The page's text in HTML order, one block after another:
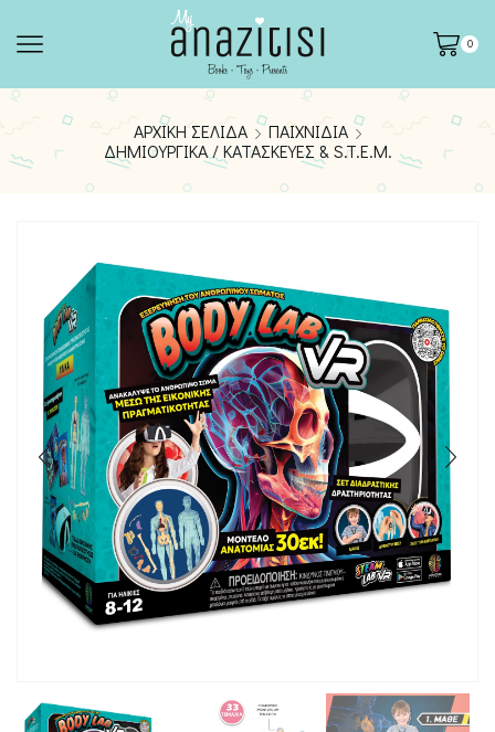
0
ΑΡΧΙΚΉ ΣΕΛΊΔΑ
ΠΑΙΧΝΊΔΙΑ
ΔΗΜΙΟΥΡΓΙΚΆ / ΚΑΤΑΣΚΕΥΈΣ & S.T.E.M.